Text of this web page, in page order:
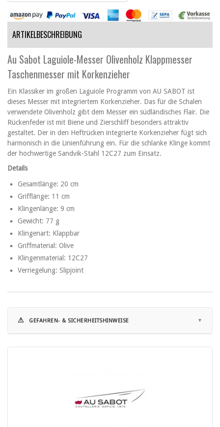
ARTIKELBESCHREIBUNG
Au Sabot Laguiole-Messer Olivenholz Klappmesser
Taschenmesser mit Korkenzieher
Ein Klassiker im großen Laguiole Programm von AU SABOT ist
dieses Messer mit integriertem Korkenzieher. Das für die Schalen
verwendete Olivenholz gibt dem Messer ein südländisches Flair. Die
Rückenfeder ist mit Biene und Zierschliff besonders attraktiv
gestaltet. Der in den Heftrücken integrierte Korkenzieher fügt sich
harmonisch in die Linienführung ein. Für die schlanke Klinge kommt
der hochwertige Sandvik-Stahl 12C27 zum Einsatz.
Details
Gesamtlänge: 20 cm
Grifflänge: 11 cm
Klingenlänge: 9 cm
Gewicht: 77 g
Klingenart: Klappbar
Griffmaterial: Olive
Klingenmaterial: 12C27
Verriegelung: Slipjoint
⚠ GEFAHREN- & SICHERHEITSHINWEISE
Hinweise zur Nutzung:
Drücken kann dazu führen, dass das Messer abrutscht und
unkontrollierte Bewegungen entstehen, die Verletzungen